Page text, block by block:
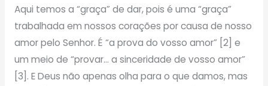
Aqui temos a “graça” de dar, pois é uma “graça”
trabalhada em nossos corações por causa de nosso
amor pelo Senhor. É “a prova do vosso amor” [2] e
um meio de “provar… a sinceridade de vosso amor”
[3]. E Deus não apenas olha para o que damos, mas